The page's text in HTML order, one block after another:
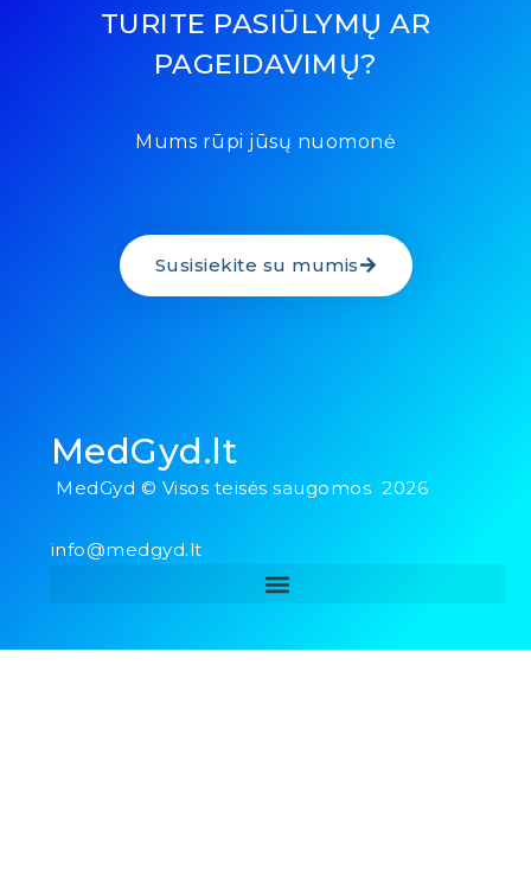
TURITE PASIŪLYMŲ AR
PAGEIDAVIMŲ?
Mums rūpi jūsų nuomonė
Susisiekite su mumis
MedGyd.lt
MedGyd © Visos teisės saugomos 2026
info@medgyd.lt